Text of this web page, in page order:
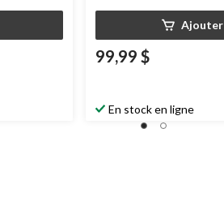
Ajouter
99,99 $
En stock en ligne